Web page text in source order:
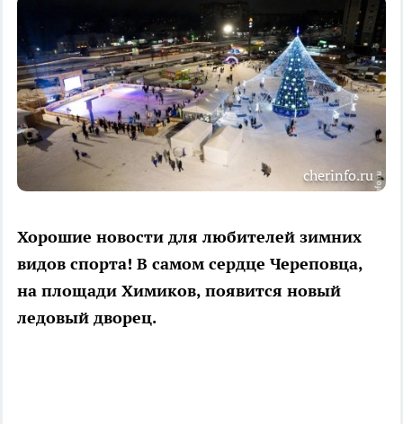
cherinfo.ru
Хорошие новости для любителей зимних
видов спорта! В самом сердце Череповца,
на площади Химиков, появится новый
ледовый дворец.